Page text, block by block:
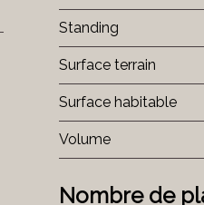
Standing
Surface terrain
Surface habitable
Volume
Nombre de